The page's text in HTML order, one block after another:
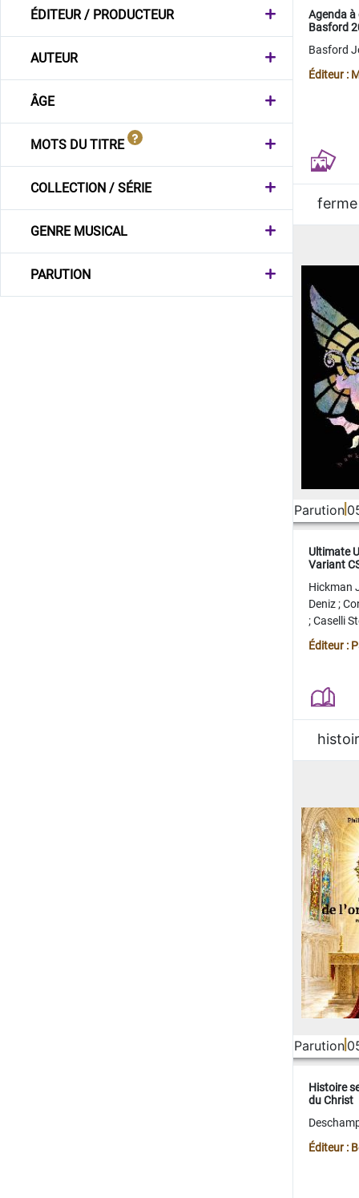
ÉDITEUR / PRODUCTEUR
AUTEUR
ÂGE
MOTS DU TITRE
COLLECTION / SÉRIE
GENRE MUSICAL
PARUTION
Agenda
Basford
Basford
Éditeur :
ferme
Parution
Ultimate
Variant
Hickman
Deniz;
;Caselli
Juan
Éditeur :
Parution
Histoire
du Christ
Éditeur :